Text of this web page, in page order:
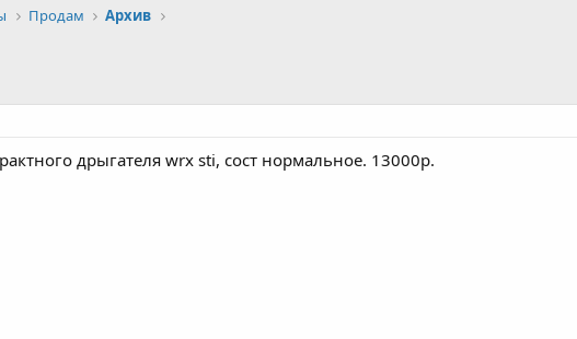
Продам Архив
дрыгателя wrx sti, сост нормальное. 13000р.